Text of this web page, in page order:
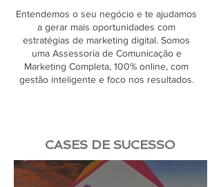
Entendemos o seu negócio e te ajudamos
a gerar mais oportunidades com
estratégias de marketing digital. Somos
uma Assessoria de Comunicação e
Marketing Completa, 100% online, com
gestão inteligente e foco nos resultados.
CASES DE SUCESSO